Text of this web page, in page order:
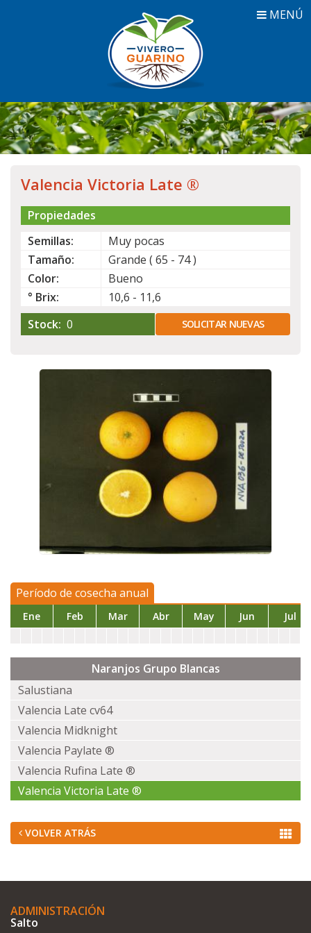
MENÚ
Valencia Victoria Late ®
Propiedades
Semillas:
Muy pocas
Tamaño:
Grande ( 65 - 74 )
Color:
Bueno
° Brix:
10,6 - 11,6
Stock: 0 SOLICITAR NUEVAS
Período de cosecha anual
Ene Feb Mar Abr May Jun Jul
Naranjos Grupo Blancas
Salustiana
Valencia Late cv64
Valencia Midknight
Valencia Paylate ®
Valencia Rufina Late ®
Valencia Victoria Late ®
VOLVER ATRÁS
ADMINISTRACIÓN
Salto